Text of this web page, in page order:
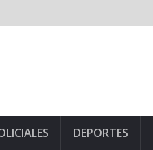
DEPORTES